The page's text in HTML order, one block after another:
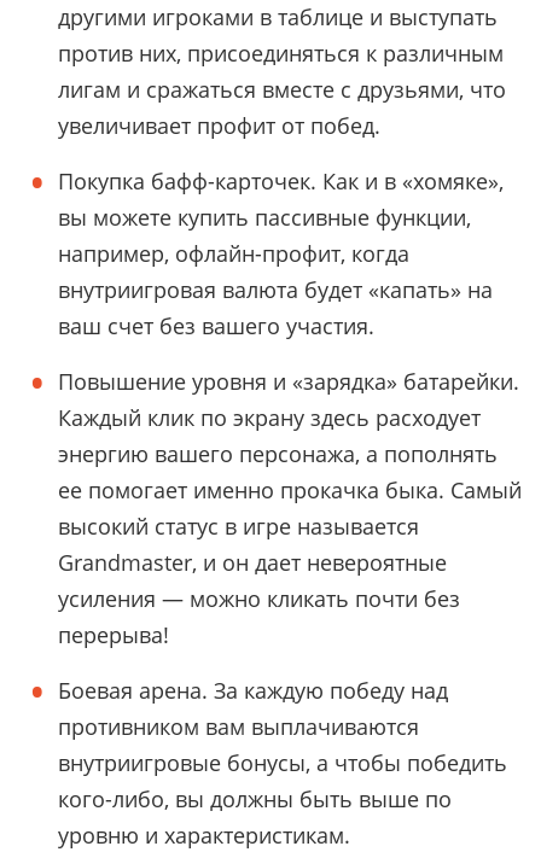
другими игроками в таблице и выступать
против них, присоединяться к различным
лигам и сражаться вместе с друзьями, что
увеличивает профит от побед.
Покупка бафф-карточек. Как и в «хомяке»,
вы можете купить пассивные функции,
например, офлайн-профит, когда
внутриигровая валюта будет «капать» на
ваш счет без вашего участия.
Повышение уровня и «зарядка» батарейки.
Каждый клик по экрану здесь расходует
энергию вашего персонажа, а пополнять
ее помогает именно прокачка быка. Самый
высокий статус в игре называется
Grandmaster, и он дает невероятные
усиления — можно кликать почти без
перерыва!
Боевая арена. За каждую победу над
противником вам выплачиваются
внутриигровые бонусы, а чтобы победить
кого-либо, вы должны быть выше по
уровню и характеристикам.